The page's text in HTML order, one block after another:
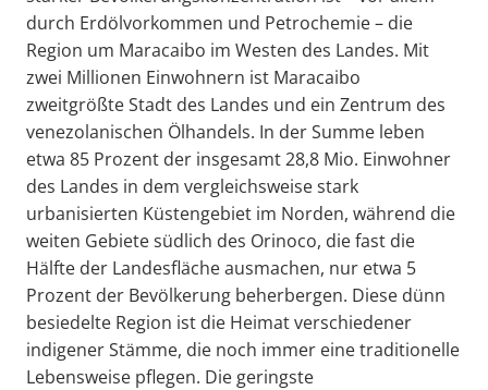
durch Erdölvorkommen und Petrochemie – die
Region um Maracaibo im Westen des Landes. Mit
zwei Millionen Einwohnern ist Maracaibo
zweitgrößte Stadt des Landes und ein Zentrum des
venezolanischen Ölhandels. In der Summe leben
etwa 85 Prozent der insgesamt 28,8 Mio. Einwohner
des Landes in dem vergleichsweise stark
urbanisierten Küstengebiet im Norden, während die
weiten Gebiete südlich des Orinoco, die fast die
Hälfte der Landesfläche ausmachen, nur etwa 5
Prozent der Bevölkerung beherbergen. Diese dünn
besiedelte Region ist die Heimat verschiedener
indigener Stämme, die noch immer eine traditionelle
Lebensweise pflegen. Die geringste